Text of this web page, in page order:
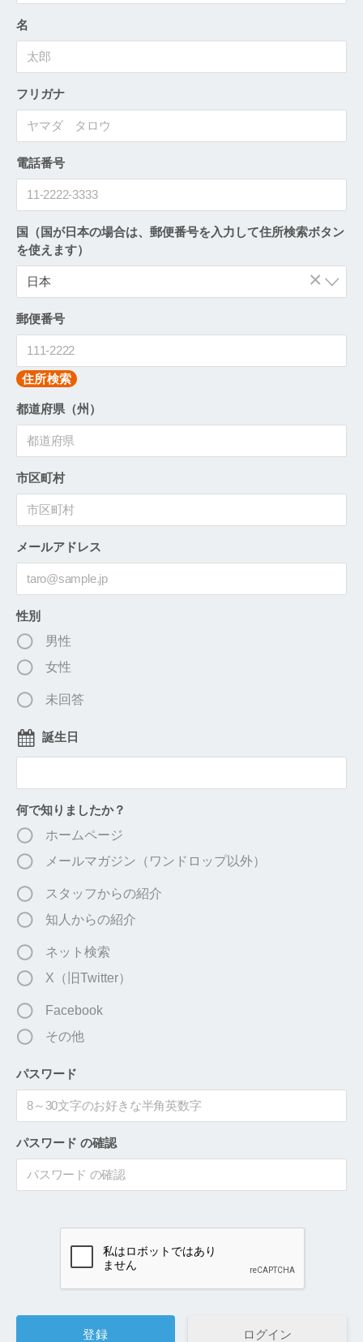
名
フリガナ
電話番号
国（国が日本の場合は、郵便番号を入力して住所検索ボタン
を使えます）
×
日本
郵便番号
住所検索
都道府県（州）
市区町村
メールアドレス
性別
男性
女性
未回答
誕生日
何で知りましたか？
ホームページ
メールマガジン（ワンドロップ以外）
スタッフからの紹介
知人からの紹介
ネット検索
X（旧Twitter）
Facebook
その他
パスワード
パスワード の確認
ログイン